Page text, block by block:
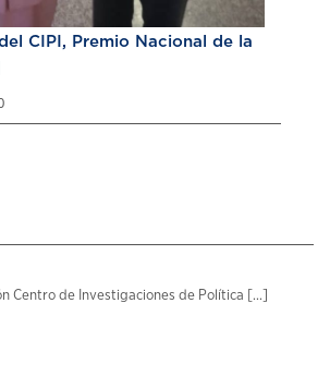
CIPI, Premio Nacional de la
Centro de Investigaciones de Política [...]